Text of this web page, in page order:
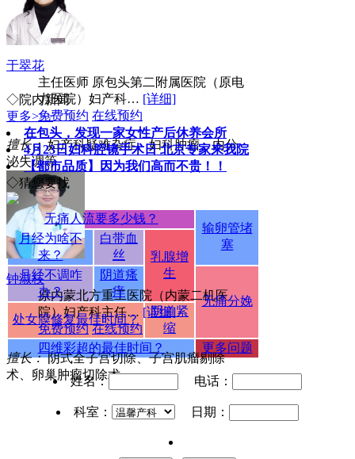
于翠花
主任医师 原包头第二附属医院（原电
力医院）妇产科… [详细]
免费预约 在线预约
擅长：妇产科疑难杂症、妇科肿瘤、内分
泌失调等
钟淑枝
原内蒙北方重工医院（内蒙二机医
院）妇产科主任… [详细]
免费预约 在线预约
擅长：阴式全子宫切除、子宫肌瘤剔除
术、卵巢肿瘤切除术。
◇院内新闻
更多>>>
在包头，发现一家女性产后休养会所
4月23日妇科腔镜手术日 北京专家来我院
【都市品质】因为我们高而不贵！！
◇猜您要找
无痛人流要多少钱？
输卵管堵
塞
月经为啥不
来？
白带血
丝
乳腺增
生
月经不调咋
办？
阴道瘙
痒
无痛分娩
处女膜修复最佳时间？
阴道紧
缩
四维彩超的最佳时间？
更多问题
姓名： 电话：
科室： 日期：